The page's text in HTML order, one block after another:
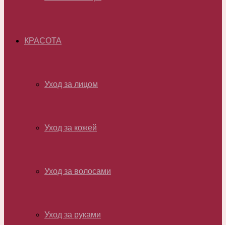
КРАСОТА
Уход за лицом
Уход за кожей
Уход за волосами
Уход за руками